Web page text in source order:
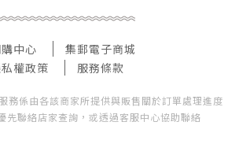
中心
集郵電子商城
權政策
服務條款
務係由各該商家所提供與販售關於訂單處理進度
先聯絡店家查詢，或透過客服中心協助聯絡